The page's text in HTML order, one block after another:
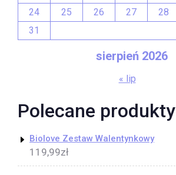
sierpień 2026
24
25 26 27 28
31
« lip
Polecane produkty
Biolove Zestaw Walentynkowy
119,99zł